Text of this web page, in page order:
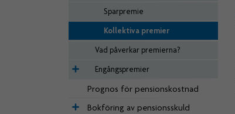
Sparpremie
Kollektiva premier
Vad påverkar premierna?
Engångspremier
Prognos för pensionskostnad
Bokföring av pensionsskuld